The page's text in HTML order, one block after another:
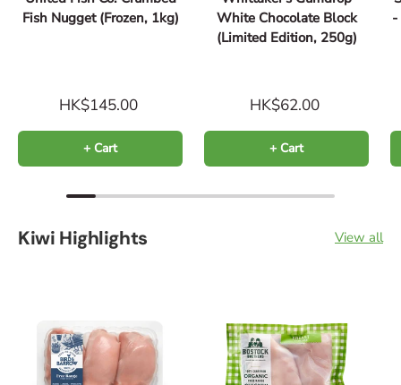
Fish Nugget (Frozen, 1kg)
HK$145.00
+ Cart
White Chocolate Block
(Limited Edition, 250g)
HK$62.00
+ Cart
-
Kiwi Highlights View all